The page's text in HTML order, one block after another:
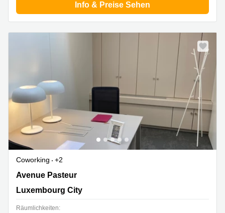
Info & Preise Sehen
Coworking
+2
14-16 Avenue Pasteur, Limpertsberg, Luxembourg City
Avenue Pasteur
Luxembourg City
Räumlichkeiten: